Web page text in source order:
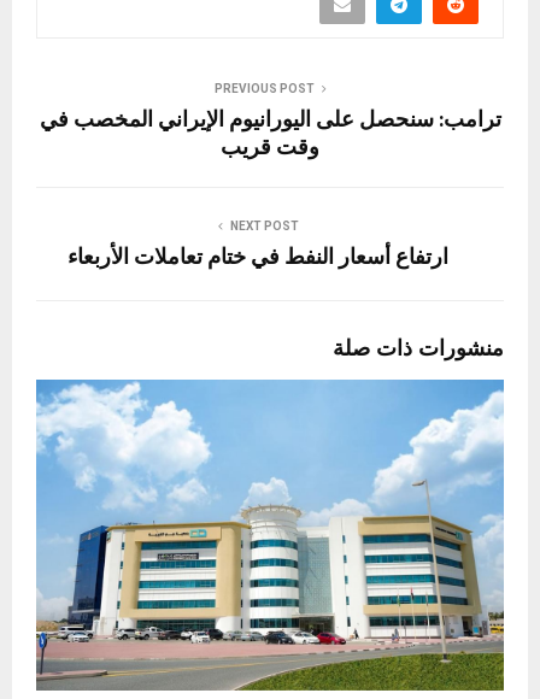
PREVIOUS POST
ترامب: سنحصل على اليورانيوم الإيراني المخصب في
وقت قريب
NEXT POST
ارتفاع أسعار النفط في ختام تعاملات الأربعاء
منشورات ذات صلة